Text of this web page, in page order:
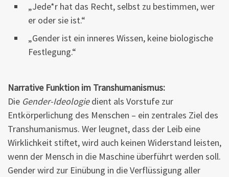
„Jede*r hat das Recht, selbst zu bestimmen, wer
er oder sie ist.“
„Gender ist ein inneres Wissen, keine biologische
Festlegung.“
Narrative Funktion im Transhumanismus:
Die Gender-Ideologiedient als Vorstufe zur
Entkörperlichung des Menschen – ein zentrales Ziel des
Transhumanismus. Wer leugnet, dass der Leib eine
Wirklichkeit stiftet, wird auch keinen Widerstand leisten,
wenn der Mensch in die Maschine überführt werden soll.
Gender wird zur Einübung in die Verflüssigung aller